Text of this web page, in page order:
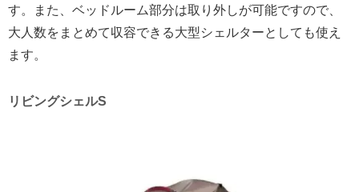
す。また、ベッドルーム部分は取り外しが可能ですので、
大人数をまとめて収容できる大型シェルターとしても使え
ます。
リビングシェルS